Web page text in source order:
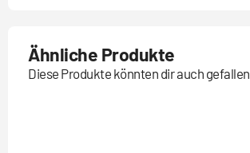
Ähnliche Produkte
Diese Produkte könnten dir auch gefallen